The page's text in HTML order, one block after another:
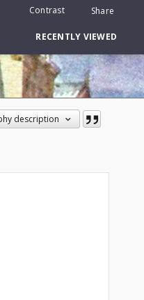
Contrast Share
RECENTLY VIEWED
description